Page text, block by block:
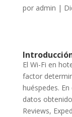
por admin |
El Wi-Fi en
factor
huéspedes.
datos
Reviews,